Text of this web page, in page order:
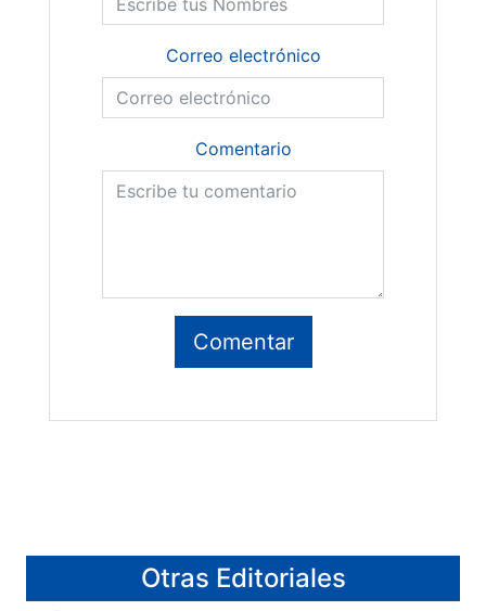
Correo electrónico
Comentario
Otras Editoriales